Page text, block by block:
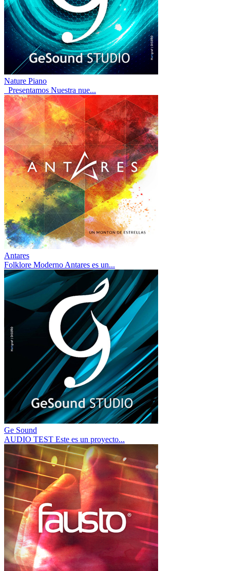
Nature Piano
Presentamos Nuestra nue...
Antares
Folklore Moderno Antares es un...
Ge Sound
AUDIO TEST Este es un proyecto...